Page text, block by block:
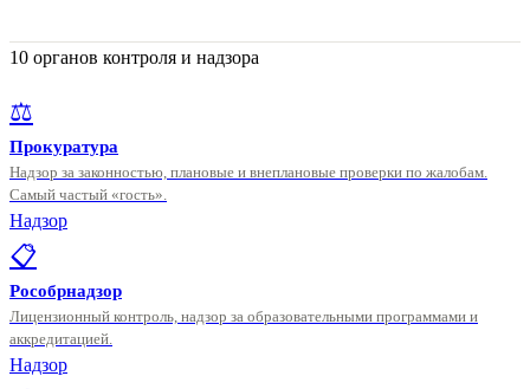
10 органов контроля и надзора
⚖️
Прокуратура
Надзор за законностью, плановые и внеплановые проверки по жалобам.
Самый частый «гость».
Надзор
📋
Рособрнадзор
Лицензионный контроль, надзор за образовательными программами и
аккредитацией.
Надзор